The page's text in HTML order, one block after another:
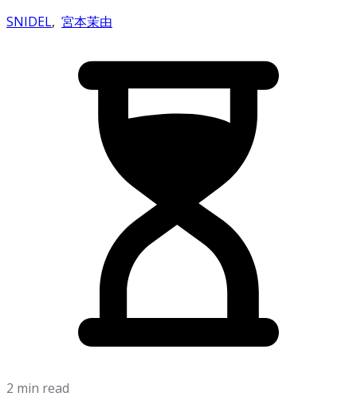
SNIDEL, 宮本茉由
2 min read